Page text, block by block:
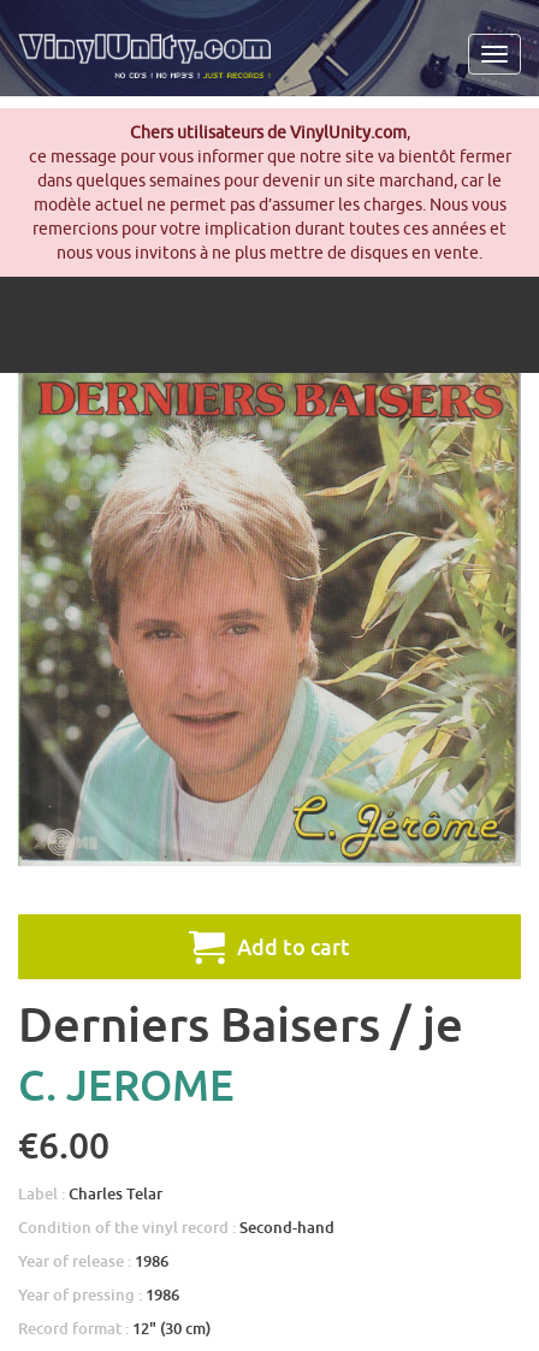
Chers utilisateurs de VinylUnity.com,
ce message pour vous informer que notre site va bientôt fermer
dans quelques semaines pour devenir un site marchand, car le
modèle actuel ne permet pas d’assumer les charges. Nous vous
remercions pour votre implication durant toutes ces années et
nous vous invitons à ne plus mettre de disques en vente.
Add to cart
Derniers Baisers / je
C. JEROME
€6.00
Label :Charles Telar
Condition of the vinyl record :Second-hand
Year of release : 1986
Year of pressing : 1986
Record format : 12" (30 cm)